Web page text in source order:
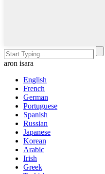
aron isara
English
French
German
Portuguese
Spanish
Russian
Japanese
Korean
Arabic
Irish
Greek